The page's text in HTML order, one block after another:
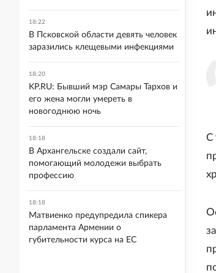
С
18:22
В Псковской области девять человек
заразились клещевыми инфекциями
18:20
KP.RU: Бывший мэр Самары Тархов и
его жена могли умереть в
новогоднюю ночь
18:18
В Архангельске создали сайт,
помогающий молодежи выбрать
профессию
18:18
Матвиенко предупредила спикера
парламента Армении о
губительности курса на ЕС